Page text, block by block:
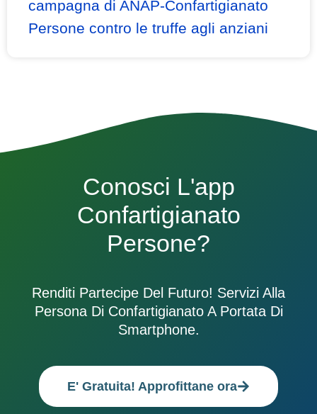
campagna di ANAP-Confartigianato
Persone contro le truffe agli anziani
Conosci L'app
Confartigianato
Persone?
Renditi Partecipe Del Futuro! Servizi Alla
Persona Di Confartigianato A Portata Di
Smartphone.
E' Gratuita! Approfittane ora